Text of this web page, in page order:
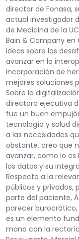
director de Fonasa,
actual investigador
de Medicina de la
Bain & Company
ideas sobre los
avanzar en la
incorporación de
mejores soluciones
Sobre la
directora ejecutiva
fue un buen
tecnología y salud
a las necesidades
obstante, creo que
avanzar, como lo es
los datos y su
Respecto a la
públicos y
parte del paciente,
parecer
es un elemento
mano con la